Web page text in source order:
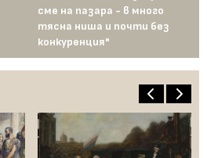
сме на пазара - в много
тясна ниша и почти без
конкуренция"